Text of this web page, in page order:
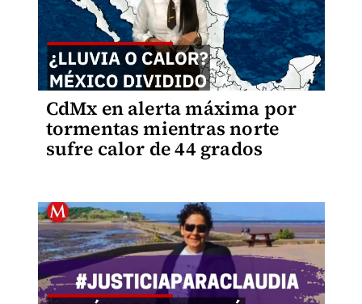
CdMx en alerta máxima por
tormentas mientras norte
sufre calor de 44 grados